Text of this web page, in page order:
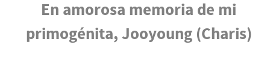
En amorosa memoria de mi
primogénita, Jooyoung (Charis)